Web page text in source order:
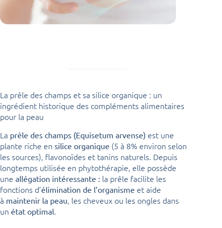
La prêle des champs et sa silice organique : un
ingrédient historique des compléments alimentaires
pour la peau
La prêle des champs (Equisetum arvense) est une
plante riche en silice organique (5 à 8% environ selon
les sources), flavonoïdes et tanins naturels. Depuis
longtemps utilisée en phytothérapie, elle possède
une allégation intéressante : la prêle facilite les
fonctions d’élimination de l’organisme et aide
à maintenir la peau, les cheveux ou les ongles dans
un état optimal.